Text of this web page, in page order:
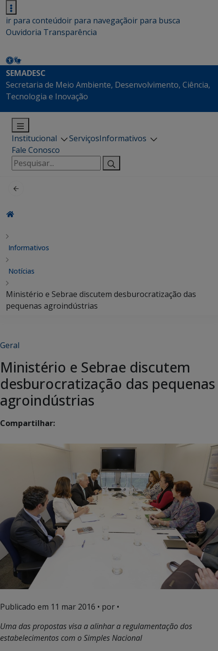
ir para conteúdoir para navegaçãoir para busca
Ouvidoria Transparência
SEMADESC
Secretaria de Meio Ambiente, Desenvolvimento, Ciência,
Tecnologia e Inovação
Institucional ServiçosInformativos
Fale Conosco
Pesquisar
por:
Informativos
Notícias
Ministério e Sebrae discutem desburocratização das
pequenas agroindústrias
Geral
Ministério e Sebrae discutem
desburocratização das pequenas
agroindústrias
Compartilhar:
Publicado em 11 mar 2016 • por •
Uma das propostas visa a alinhar a regulamentação dos
estabelecimentos com o Simples Nacional